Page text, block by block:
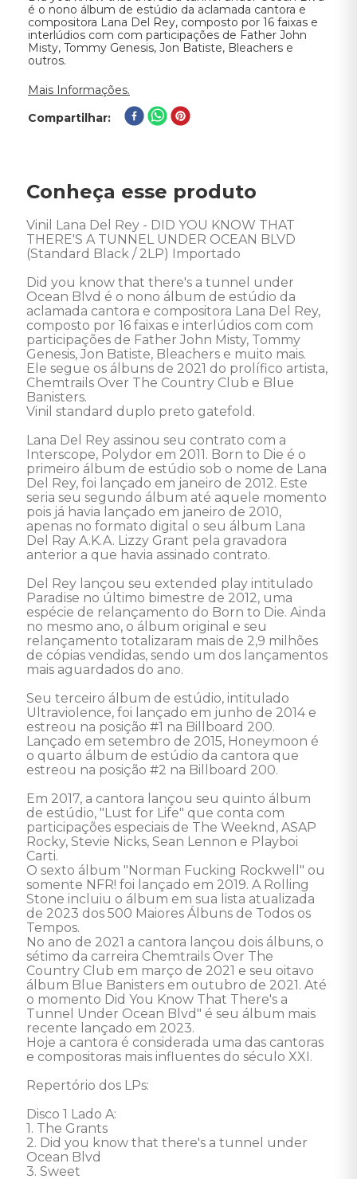
é o nono álbum de estúdio da aclamada cantora e
compositora Lana Del Rey, composto por 16 faixas e
interlúdios com com participações de Father John
Misty, Tommy Genesis, Jon Batiste, Bleachers e
outros.
Mais Informações.
Compartilhar
Conheça esse produto
Vinil Lana Del Rey - DID YOU KNOW THAT
THERE'S A TUNNEL UNDER OCEAN BLVD
(Standard Black / 2LP) Importado
Did you know that there's a tunnel under
Ocean Blvd é o nono álbum de estúdio da
aclamada cantora e compositora Lana Del Rey,
composto por 16 faixas e interlúdios com com
participações de Father John Misty, Tommy
Genesis, Jon Batiste, Bleachers e muito mais.
Ele segue os álbuns de 2021 do prolífico artista,
Chemtrails Over The Country Club e Blue
Banisters.
Vinil standard duplo preto gatefold.
Lana Del Rey assinou seu contrato com a
Interscope, Polydor em 2011. Born to Die é o
primeiro álbum de estúdio sob o nome de Lana
Del Rey, foi lançado em janeiro de 2012. Este
seria seu segundo álbum até aquele momento
pois já havia lançado em janeiro de 2010,
apenas no formato digital o seu álbum Lana
Del Ray A.K.A. Lizzy Grant pela gravadora
anterior a que havia assinado contrato.
Del Rey lançou seu extended play intitulado
Paradise no último bimestre de 2012, uma
espécie de relançamento do Born to Die. Ainda
no mesmo ano, o álbum original e seu
relançamento totalizaram mais de 2,9 milhões
de cópias vendidas, sendo um dos lançamentos
mais aguardados do ano.
Seu terceiro álbum de estúdio, intitulado
Ultraviolence, foi lançado em junho de 2014 e
estreou na posição #1 na Billboard 200.
Lançado em setembro de 2015, Honeymoon é
o quarto álbum de estúdio da cantora que
estreou na posição #2 na Billboard 200.
Em 2017, a cantora lançou seu quinto álbum
de estúdio, "Lust for Life" que conta com
participações especiais de The Weeknd, ASAP
Rocky, Stevie Nicks, Sean Lennon e Playboi
Carti.
O sexto álbum "Norman Fucking Rockwell" ou
somente NFR! foi lançado em 2019. A Rolling
Stone incluiu o álbum em sua lista atualizada
de 2023 dos 500 Maiores Álbuns de Todos os
Tempos.
No ano de 2021 a cantora lançou dois álbuns, o
sétimo da carreira Chemtrails Over The
Country Club em março de 2021 e seu oitavo
álbum Blue Banisters em outubro de 2021. Até
o momento Did You Know That There's a
Tunnel Under Ocean Blvd" é seu álbum mais
recente lançado em 2023.
Hoje a cantora é considerada uma das cantoras
e compositoras mais influentes do século XXI.
Repertório dos LPs:
Disco 1 Lado A:
1. The Grants
2. Did you know that there's a tunnel under
Ocean Blvd
3. Sweet